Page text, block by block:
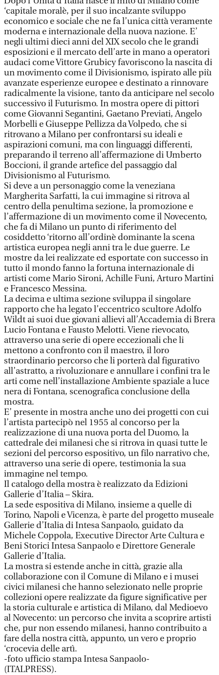
‘capitale moralè, per il suo incalzante sviluppo
economico e sociale che ne fa l’unica città veramente
moderna e internazionale della nuova nazione. E’
negli ultimi dieci anni del XIX secolo che le grandi
esposizioni e il mercato dell’arte in mano a operatori
audaci come Vittore Grubicy favoriscono la nascita di
un movimento come il Divisionismo, ispirato alle più
avanzate esperienze europee e destinato a rinnovare
radicalmente la visione, tanto da anticipare nel secolo
successivo il Futurismo. In mostra opere di pittori
come Giovanni Segantini, Gaetano Previati, Angelo
Morbelli e Giuseppe Pellizza da Volpedo, che si
ritrovano a Milano per confrontarsi su ideali e
aspirazioni comuni, ma con linguaggi differenti,
preparando il terreno all’affermazione di Umberto
Boccioni, il grande artefice del passaggio dal
Divisionismo al Futurismo.
Si deve a un personaggio come la veneziana
Margherita Sarfatti, la cui immagine si ritrova al
centro della penultima sezione, la promozione e
l’affermazione di un movimento come il Novecento,
che fa di Milano un punto di riferimento del
cosiddetto ‘ritorno all’ordinè dominante la scena
artistica europea negli anni tra le due guerre. Le
mostre da lei realizzate ed esportate con successo in
tutto il mondo fanno la fortuna internazionale di
artisti come Mario Sironi, Achille Funi, Arturo Martini
e Francesco Messina.
La decima e ultima sezione sviluppa il singolare
rapporto che ha legato l’eccentrico scultore Adolfo
Wildt ai suoi due giovani allievi all’Accademia di Brera
Lucio Fontana e Fausto Melotti. Viene rievocato,
attraverso una serie di opere eccezionali che li
mettono a confronto con il maestro, il loro
straordinario percorso che li porterà dal figurativo
all’astratto, a rivoluzionare e annullare i confini tra le
arti come nell’installazione Ambiente spaziale a luce
nera di Fontana, scenografica conclusione della
mostra.
E’ presente in mostra anche uno dei progetti con cui
l’artista partecipò nel 1955 al concorso per la
realizzazione di una nuova porta del Duomo, la
cattedrale dei milanesi che si ritrova in quasi tutte le
sezioni del percorso espositivo, un filo narrativo che,
attraverso una serie di opere, testimonia la sua
immagine nel tempo.
Il catalogo della mostra è realizzato da Edizioni
Gallerie d’Italia – Skira.
La sede espositiva di Milano, insieme a quelle di
Torino, Napoli e Vicenza, è parte del progetto museale
Gallerie d’Italia di Intesa Sanpaolo, guidato da
Michele Coppola, Executive Director Arte Cultura e
Beni Storici Intesa Sanpaolo e Direttore Generale
Gallerie d’Italia.
La mostra si estende anche in città, grazie alla
collaborazione con il Comune di Milano e i musei
civici milanesi che hanno selezionato nelle proprie
collezioni opere realizzate da figure significative per
la storia culturale e artistica di Milano, dal Medioevo
al Novecento: un percorso che invita a scoprire artisti
che, pur non essendo milanesi, hanno contribuito a
fare della nostra città, appunto, un vero e proprio
‘crocevia delle artì.
-foto ufficio stampa Intesa Sanpaolo-
(ITALPRESS).